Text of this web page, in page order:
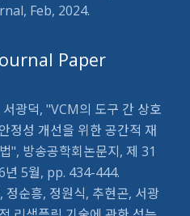
Feb, 2024.
Paper
광덕, "VCM의 도구 간 상호
정성 개선을 위한 공간적 재
", 방송공학회논문지, 제 31
년 5월, pp. 434-444.
정순흥, 정원식, 추현곤, 서광